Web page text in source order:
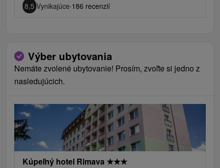
8,5 Vynikajúce·186 recenzií
Výber ubytovania
Nemáte zvolené ubytovanie! Prosím, zvoľte si jedno z
nasledujúcich.
Kúpeľný hotel Rimava ★★★